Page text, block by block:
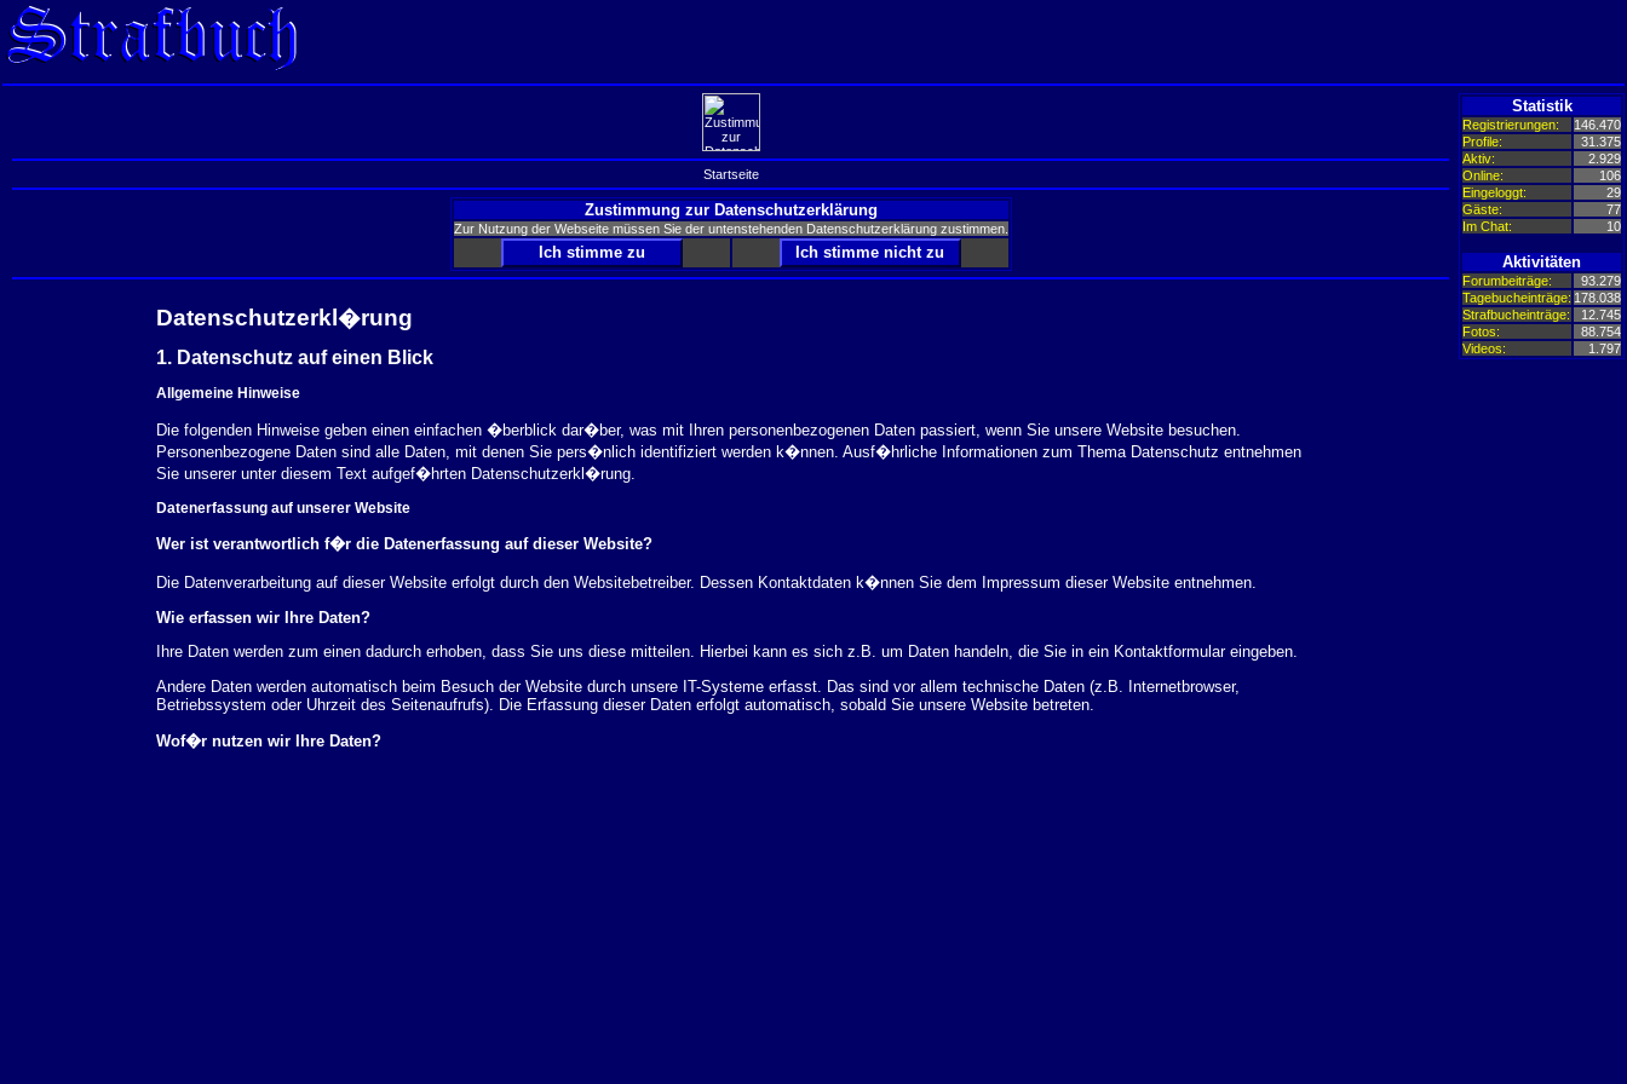
Startseite
Zustimmung zur Datenschutzerklärung
Zur Nutzung der Webseite müssen Sie der untenstehenden Datenschutzerklärung zustimmen.
Datenschutzerkl�rung
1. Datenschutz auf einen Blick
Allgemeine Hinweise
Die folgenden Hinweise geben einen einfachen �berblick dar�ber, was mit Ihren personenbezogenen Daten passiert, wenn Sie unsere Website besuchen.
Personenbezogene Daten sind alle Daten, mit denen Sie pers�nlich identifiziert werden k�nnen. Ausf�hrliche Informationen zum Thema Datenschutz entnehmen
Sie unserer unter diesem Text aufgef�hrten Datenschutzerkl�rung.
Datenerfassung auf unserer Website
Wer ist verantwortlich f�r die Datenerfassung auf dieser Website?
Die Datenverarbeitung auf dieser Website erfolgt durch den Websitebetreiber. Dessen Kontaktdaten k�nnen Sie dem Impressum dieser Website entnehmen.
Wie erfassen wir Ihre Daten?
Ihre Daten werden zum einen dadurch erhoben, dass Sie uns diese mitteilen. Hierbei kann es sich z.B. um Daten handeln, die Sie in ein Kontaktformular eingeben.
Andere Daten werden automatisch beim Besuch der Website durch unsere IT-Systeme erfasst. Das sind vor allem technische Daten (z.B. Internetbrowser,
Betriebssystem oder Uhrzeit des Seitenaufrufs). Die Erfassung dieser Daten erfolgt automatisch, sobald Sie unsere Website betreten.
Wof�r nutzen wir Ihre Daten?
Statistik
Registrierungen:
146.470
Profile:
31.375
Aktiv:
2.929
Online:
106
Eingeloggt:
29
Gäste:
77
Im Chat:
10
Aktivitäten
Forumbeiträge:
93.279
Tagebucheinträge: 178.038
Strafbucheinträge:
12.745
Fotos:
88.754
Videos:
1.797